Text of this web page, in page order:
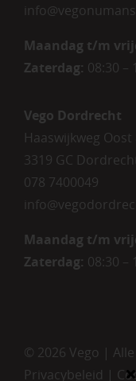
Maandag t/m
Zaterdag: 08:30 –
Vego Dordrecht
Haaswijkweg Oost
3319 GC
078 7400049
Maandag t/m
Zaterdag: 08:30 –
© 2026 Vego |
Privacybeleid |